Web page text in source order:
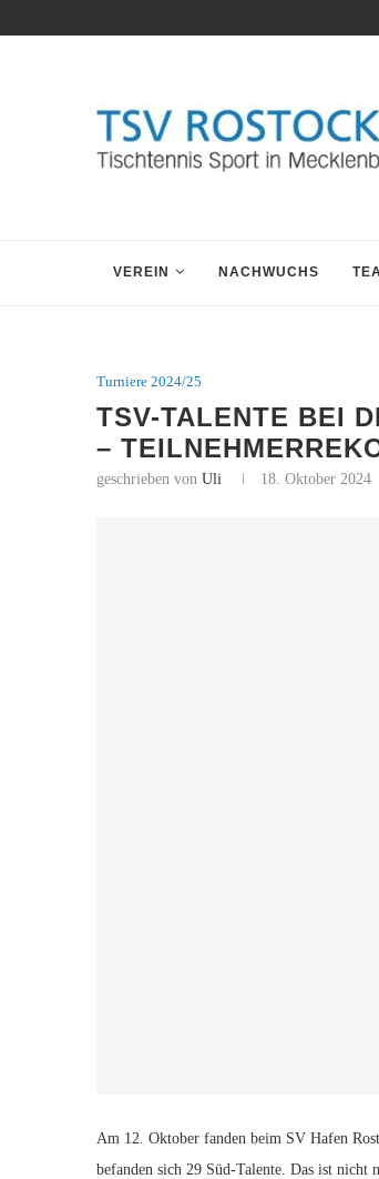
VEREIN NACHWUCHS
Turniere 2024/25
TSV-TALENTE BEI
–
geschrieben von Uli 18. Oktober 2024
Am 12. Oktober fanden beim SV Hafen
befanden sich 29 Süd-Talente. Das ist nicht